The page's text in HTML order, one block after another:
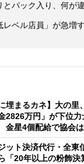
パック入り、何が
ベル店員」が急増
埋まるカネ】大の
2826万円」が下位
星4個配給で協会
ジット決済代行・全
「20年以上の粉飾